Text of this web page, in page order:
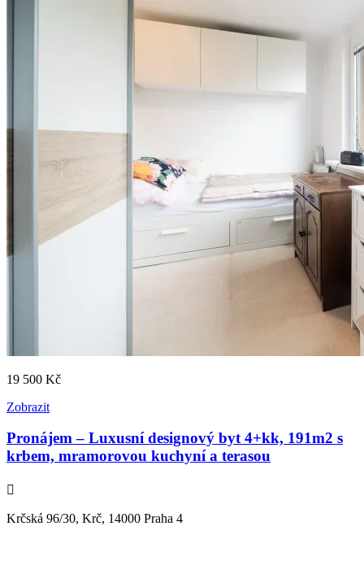
19 500 Kč
Zobrazit
Pronájem – Luxusní designový byt 4+kk, 191m2 s
krbem, mramorovou kuchyní a terasou
Krčská 96/30, Krč, 14000 Praha 4